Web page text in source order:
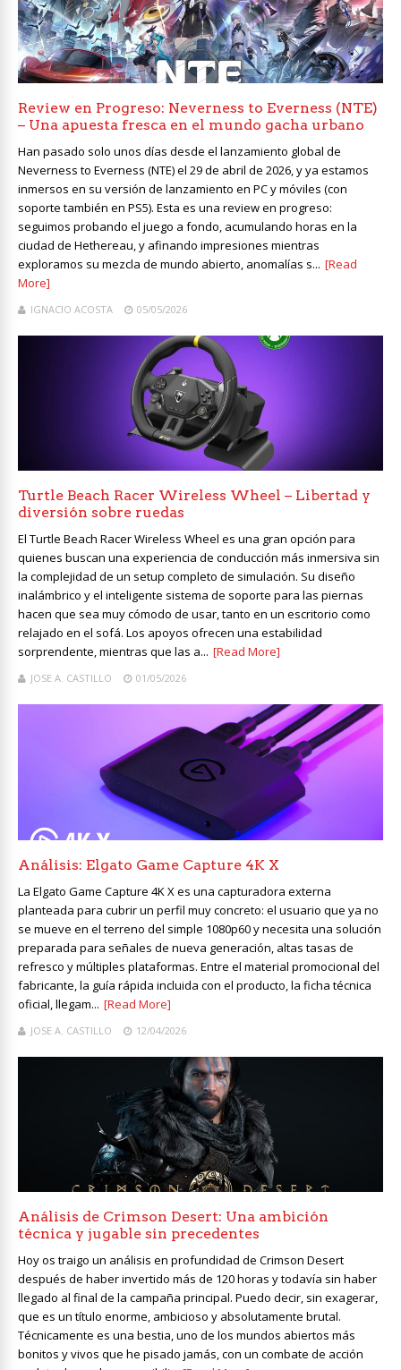
Review en Progreso: Neverness to Everness (NTE)
– Una apuesta fresca en el mundo gacha urbano
Han pasado solo unos días desde el lanzamiento global de
Neverness to Everness (NTE) el 29 de abril de 2026, y ya estamos
inmersos en su versión de lanzamiento en PC y móviles (con
soporte también en PS5). Esta es una review en progreso:
seguimos probando el juego a fondo, acumulando horas en la
ciudad de Hethereau, y afinando impresiones mientras
exploramos su mezcla de mundo abierto, anomalías s... [Read
More]
IGNACIO ACOSTA 05/05/2026
Turtle Beach Racer Wireless Wheel – Libertad y
diversión sobre ruedas
El Turtle Beach Racer Wireless Wheel es una gran opción para
quienes buscan una experiencia de conducción más inmersiva sin
la complejidad de un setup completo de simulación. Su diseño
inalámbrico y el inteligente sistema de soporte para las piernas
hacen que sea muy cómodo de usar, tanto en un escritorio como
relajado en el sofá. Los apoyos ofrecen una estabilidad
sorprendente, mientras que las a... [Read More]
JOSE A. CASTILLO 01/05/2026
Análisis: Elgato Game Capture 4K X
La Elgato Game Capture 4K X es una capturadora externa
planteada para cubrir un perfil muy concreto: el usuario que ya no
se mueve en el terreno del simple 1080p60 y necesita una solución
preparada para señales de nueva generación, altas tasas de
refresco y múltiples plataformas. Entre el material promocional del
fabricante, la guía rápida incluida con el producto, la ficha técnica
oficial, llegam... [Read More]
JOSE A. CASTILLO 12/04/2026
Análisis de Crimson Desert: Una ambición
técnica y jugable sin precedentes
Hoy os traigo un análisis en profundidad de Crimson Desert
después de haber invertido más de 120 horas y todavía sin haber
llegado al final de la campaña principal. Puedo decir, sin exagerar,
que es un título enorme, ambicioso y absolutamente brutal.
Técnicamente es una bestia, uno de los mundos abiertos más
bonitos y vivos que he pisado jamás, con un combate de acción